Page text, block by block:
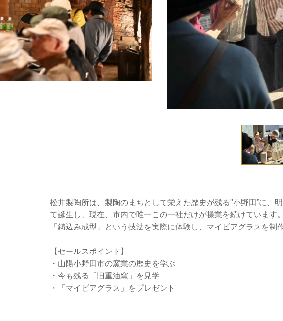
松井製陶所は、製陶のまちとして栄えた歴史が残る"小野田”に、
て誕生し、現在、市内で唯一この一社だけが操業を続けています
「鋳込み成型」という技法を実際に体験し、マイビアグラスを制
【セールスポイント】
・山陽小野田市の窯業の歴史を学ぶ
・今も残る「旧重油窯」を見学
・「マイビアグラス」をプレゼント